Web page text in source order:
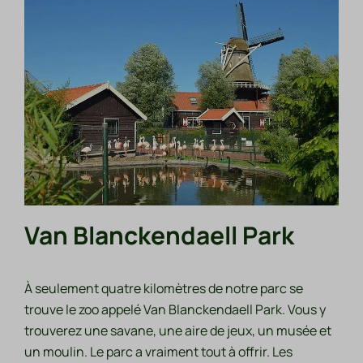
Van Blanckendaell Park
À seulement quatre kilomètres de notre parc se
trouve le zoo appelé Van Blanckendaell Park. Vous y
trouverez une savane, une aire de jeux, un musée et
un moulin. Le parc a vraiment tout à offrir. Les